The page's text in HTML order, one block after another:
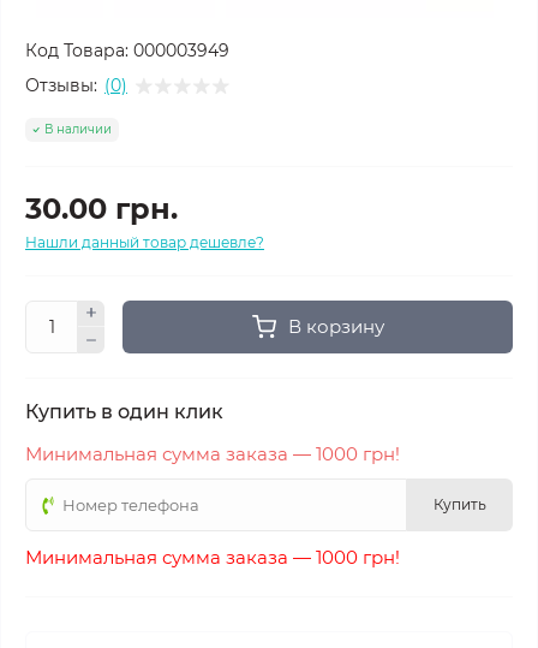
Код Товара: 000003949
Отзывы: (0)
В наличии
30.00 грн.
Нашли данный товар дешевле?
В корзину
Купить в один клик
Минимальная сумма заказа — 1000 грн!
Купить
Минимальная сумма заказа — 1000 грн!